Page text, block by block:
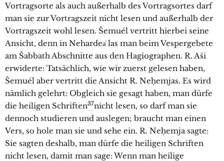
Vortragsorte als auch außerhalb des Vortragsortes darf
man sie zur Vortragszeit nicht lesen und außerhalb der
Vortragszeit wohl lesen. Šemuél vertritt hierbei seine
Ansicht, denn in Nehardea͑ las man beim Vespergebete
am Šabbath Abschnitte aus den Hagiographen. R. Aši
erwiderte: Tatsächlich, wie wir zuerst gelesen haben,
Šemuél aber vertritt die Ansicht R. Neḥemjas. Es wird
nämlich gelehrt: Obgleich sie gesagt haben, man dürfe
die heiligen Schriften37nicht lesen, so darf man sie
dennoch studieren und auslegen; braucht man einen
Vers, so hole man sie und sehe ein. R. Neḥemja sagte:
Sie sagten deshalb, man dürfe die heiligen Schriften
nicht lesen, damit man sage: Wenn man heilige